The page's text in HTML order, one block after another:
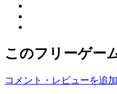
このフリーゲー
コメント・レビューを追